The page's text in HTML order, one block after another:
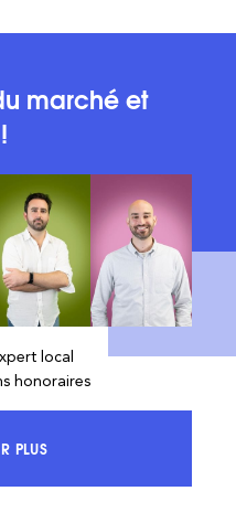
marché et
local
honoraires
PLUS À 100% DU MARCHÉ ET